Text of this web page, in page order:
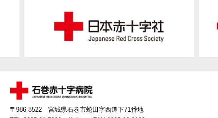
〒986-8522 宮城県石巻市蛇田字西道下71番地